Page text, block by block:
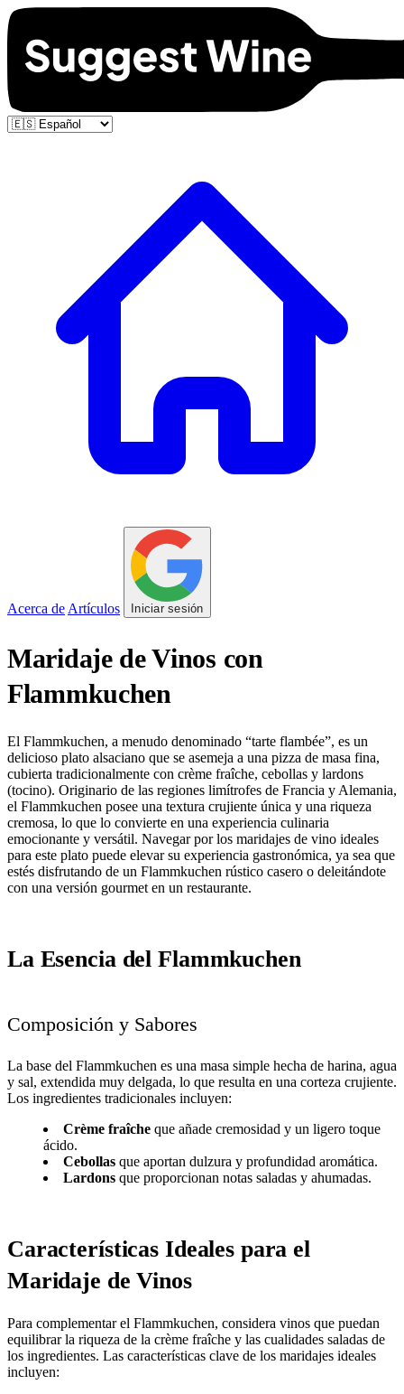
Acerca de Artículos Iniciar sesión
Maridaje de Vinos con
Flammkuchen
El Flammkuchen, a menudo denominado “tarte flambée”, es un
delicioso plato alsaciano que se asemeja a una pizza de masa fina,
cubierta tradicionalmente con crème fraîche, cebollas y lardons
(tocino). Originario de las regiones limítrofes de Francia y Alemania,
el Flammkuchen posee una textura crujiente única y una riqueza
cremosa, lo que lo convierte en una experiencia culinaria
emocionante y versátil. Navegar por los maridajes de vino ideales
para este plato puede elevar su experiencia gastronómica, ya sea que
estés disfrutando de un Flammkuchen rústico casero o deleitándote
con una versión gourmet en un restaurante.
La Esencia del Flammkuchen
Composición y Sabores
La base del Flammkuchen es una masa simple hecha de harina, agua
y sal, extendida muy delgada, lo que resulta en una corteza crujiente.
Los ingredientes tradicionales incluyen:
Crème fraîche que añade cremosidad y un ligero toque
ácido.
Cebollas que aportan dulzura y profundidad aromática.
Lardons que proporcionan notas saladas y ahumadas.
Características Ideales para el
Maridaje de Vinos
Para complementar el Flammkuchen, considera vinos que puedan
equilibrar la riqueza de la crème fraîche y las cualidades saladas de
los ingredientes. Las características clave de los maridajes ideales
incluyen: